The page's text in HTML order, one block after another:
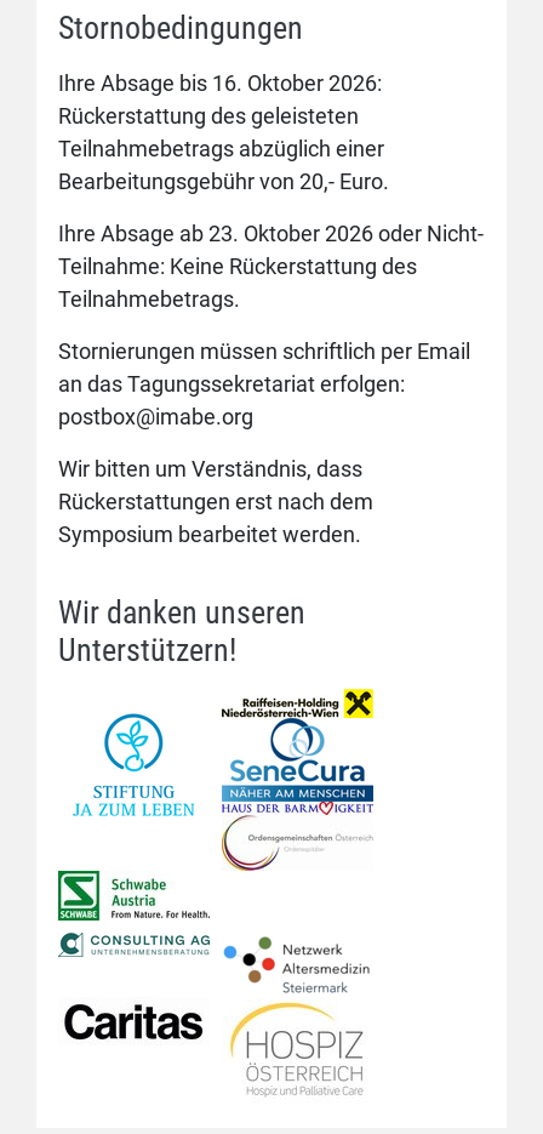
Stornobedingungen
Ihre Absage bis 16. Oktober 2026:
Rückerstattung des geleisteten
Teilnahmebetrags abzüglich einer
Bearbeitungsgebühr von 20,- Euro.
Ihre Absage ab 23. Oktober 2026 oder Nicht-
Teilnahme: Keine Rückerstattung des
Teilnahmebetrags.
Stornierungen müssen schriftlich per Email
an das Tagungssekretariat erfolgen:
postbox@imabe.org
Wir bitten um Verständnis, dass
Rückerstattungen erst nach dem
Symposium bearbeitet werden.
Wir danken unseren
Unterstützern!